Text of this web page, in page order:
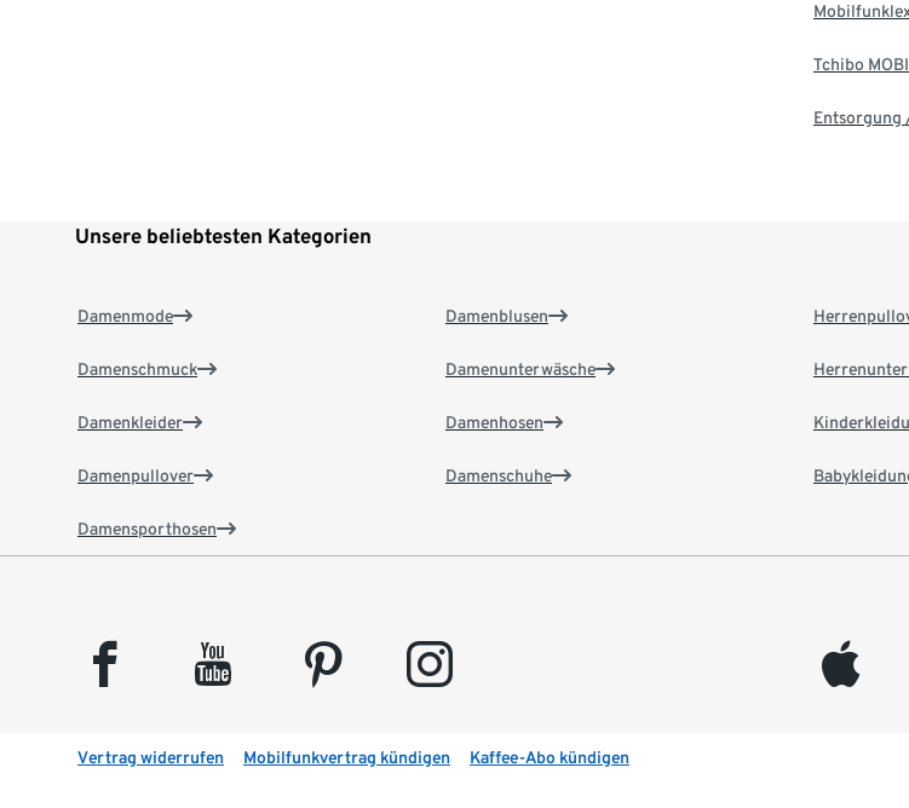
Tchibo
Entsorgung
Unsere beliebtesten Kategorien
Damenmode
Damenschmuck
Damenkleider
Damenpullover
Damensporthosen
Damenblusen
Damenunterwäsche
Damenhosen
Damenschuhe
facebook youtube pinterest instagram appleinc
Vertrag widerrufen Mobilfunkvertrag kündigen Kaffee-Abo kündigen